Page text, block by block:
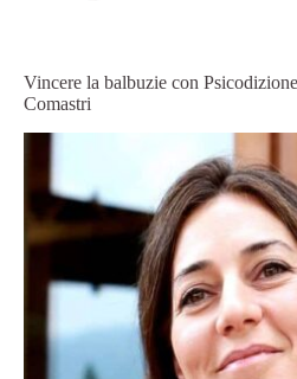
Vincere la balbuzie con
Comastri